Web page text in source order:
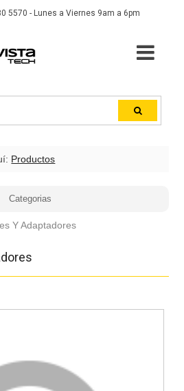
5570 - Lunes a Viernes 9am a 6pm
Productos
Categorias
Y Adaptadores